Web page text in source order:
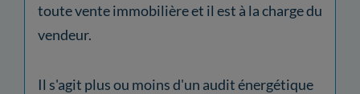
toute vente immobilière et il est à la charge du
vendeur.
Il s'agit plus ou moins d'un audit énergétique